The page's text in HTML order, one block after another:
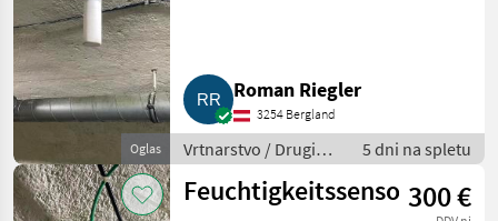
Oglas
Roman Riegler
3254 Bergland
Vrtnarstvo / Drugi
stroji za vrtnarstvo
5 dni na spletu
Feuchtigkeitssensor300 €